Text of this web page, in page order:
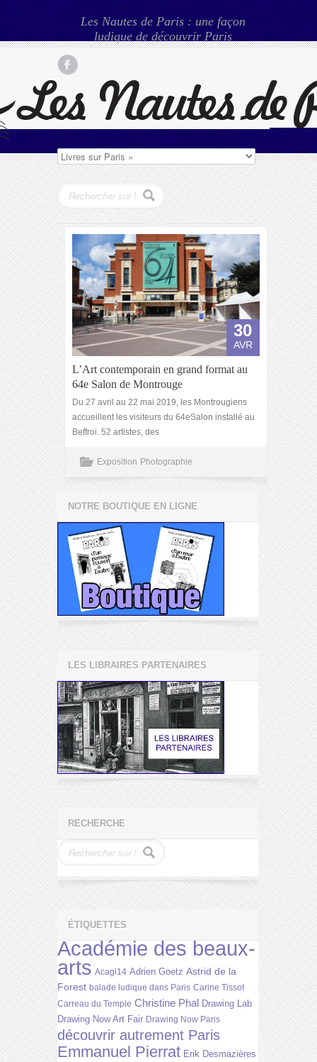
Les Nautes de Paris : une façon
ludique de découvrir Paris
30
AVR
L’Art contemporain en grand format au
64e Salon de Montrouge
Du 27 avril au 22 mai 2019, les Montrougiens
accueillent les visiteurs du 64eSalon installé au
Beffroi. 52 artistes, des
Exposition Photographie
NOTRE BOUTIQUE EN LIGNE
LES LIBRAIRES PARTENAIRES
RECHERCHE
ÉTIQUETTES
Académie des beaux-
arts Acagl14 Adrien Goetz Astrid de la
Forest balade ludique dans Paris Carine Tissot
Carreau du Temple Christine Phal Drawing Lab
Drawing Now Art Fair Drawing Now Paris
découvrir autrement Paris
Emmanuel Pierrat Erik Desmazières